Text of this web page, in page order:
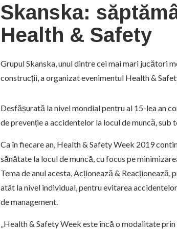
Skanska:
Health & Safety
Grupul Skanska, unul dintre cei mai mari jucători
construcții, a organizat evenimentul Health &
Desfășurată la nivel mondial pentru al 15-lea an
de prevenție a accidentelor la locul de muncă, sub
Ca în fiecare an, Health & Safety Week 2019
sănătate la locul de muncă, cu focus pe
Tema de anul acesta, Acționează &
atât la nivel individual, pentru evitarea
de management.
„Health & Safety Week este încă o modalitate